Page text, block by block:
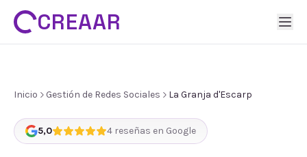
CREAAR
Inicio Gestión de Redes Sociales La Granja d'Escarp
5,0 4 reseñas en Google